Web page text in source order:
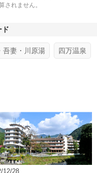
されません。
ド
吾妻・川原湯 四万温泉
12/28